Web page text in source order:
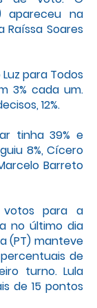
apareceu na
Raíssa Soares
para Todos
3% cada um.
12%.
tinha 39% e
8%, Cícero
Barreto
votos para a
no último dia
(PT) manteve
de
turno. Lula
de 15 pontos